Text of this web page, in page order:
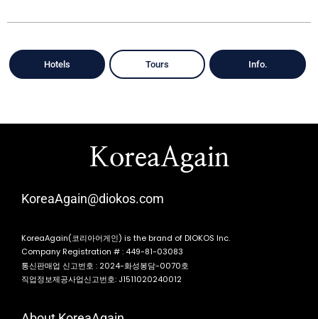
Hotels Tours Info.
KoreaAgain
KoreaAgain@diokos.com
KoreaAgain(코리아어게인) is the brand of DIOKOS Inc.
Company Registration # : 449-81-03083
통신판매업 신고번호 : 2024-화성봉담-0070호
직업정보제공사업신고번호: J1511020240012